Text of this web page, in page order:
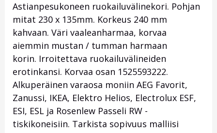
Astianpesukoneen ruokailuvälinekori. Pohjan
mitat 230 x 135mm. Korkeus 240 mm
kahvaan. Väri vaaleanharmaa, korvaa
aiemmin mustan / tumman harmaan
korin. Irroitettava ruokailuvälineiden
erotinkansi. Korvaa osan 1525593222.
Alkuperäinen varaosa moniin AEG Favorit,
Zanussi, IKEA, Elektro Helios, Electrolux ESF,
ESI, ESL ja Rosenlew Passeli RW -
tiskikoneisiin. Tarkista sopivuus malliisi